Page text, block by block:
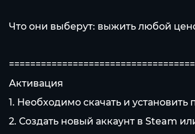
Что они выберут: выжить любой
Активация
1. Необходимо скачать и
2. Создать новый аккаунт в Steam